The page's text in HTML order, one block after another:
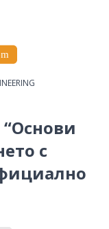
COURSES
PUBLICATIONS
с